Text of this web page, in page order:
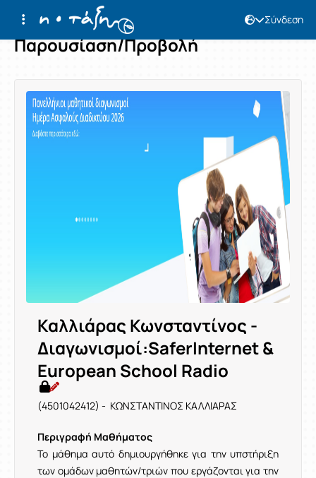
Σύνδεση
Παρουσίαση/Προβολή
Καλλιάρας Κωνσταντίνος -
Διαγωνισμοί:SaferInternet &
European School Radio
(4501042412) - ΚΩΝΣΤΑΝΤΙΝΟΣ ΚΑΛΛΙΑΡΑΣ
Περιγραφή Μαθήματος
Το μάθημα αυτό δημιουργήθηκε για την υπστήριξη
των ομάδων μαθητών/τριών που εργάζονται για την